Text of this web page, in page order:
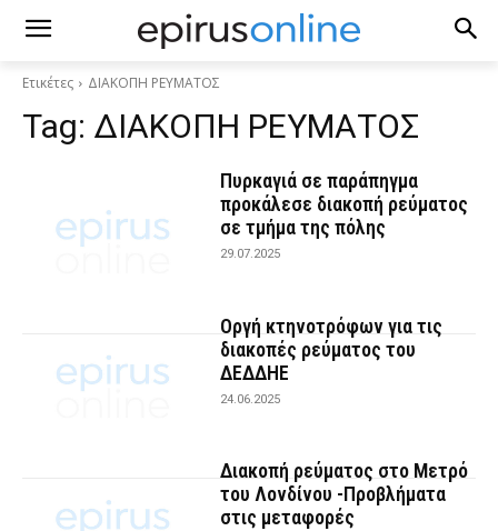
Ετικέτες ΔΙΑΚΟΠΗ ΡΕΥΜΑΤΟΣ
Tag: ΔΙΑΚΟΠΗ ΡΕΥΜΑΤΟΣ
Πυρκαγιά σε παράπηγμα
προκάλεσε διακοπή ρεύματος
σε τμήμα της πόλης
29.07.2025
Οργή κτηνοτρόφων για τις
διακοπές ρεύματος του
ΔΕΔΔΗΕ
24.06.2025
Διακοπή ρεύματος στο Μετρό
του Λονδίνου -Προβλήματα
στις μεταφορές